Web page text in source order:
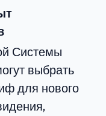
Системы
выбрать
для нового